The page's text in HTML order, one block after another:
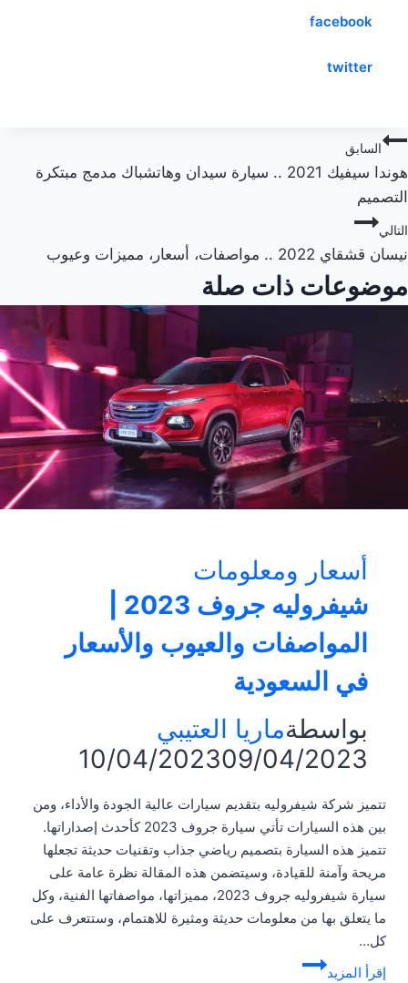
facebook
twitter
تصفّح
المقالات
السابق
هوندا سيفيك 2021 .. سيارة سيدان وهاتشباك مدمج مبتكرة
التصميم
التالي
نيسان قشقاي 2022 .. مواصفات، أسعار، مميزات وعيوب
موضوعات ذات صلة
أسعار ومعلومات
المواصفات والعيوب والأسعار
في السعودية
بواسطةماريا العتيبي
10/04/202309/04/2023
تتميز شركة شيفروليه بتقديم سيارات عالية الجودة والأداء، ومن
بين هذه السيارات تأتي سيارة جروف 2023 كأحدث إصداراتها.
تتميز هذه السيارة بتصميم رياضي جذاب وتقنيات حديثة تجعلها
مريحة وآمنة للقيادة، وسيتضمن هذه المقالة نظرة عامة على
سيارة شيفروليه جروف 2023، مميزاتها، مواصفاتها الفنية، وكل
ما يتعلق بها من معلومات حديثة ومثيرة للاهتمام، وستتعرف على
كل…
إقرأ المزيد
شيفروليه